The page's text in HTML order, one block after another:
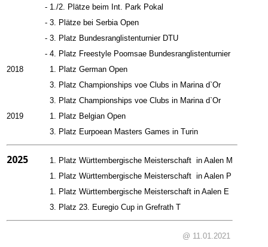
- 1./2. Plätze beim Int.
Park Pokal
- 3 . Plätze bei Serbia Open
- 3. Platz Bundesranglistenturnier DTU
- 4. Platz Freestyle Poomsae Bundesranglistenturnier
2018
1. Platz German Open
3. Platz Championships voe Clubs in Marina d`Or
3. Platz Championships voe Clubs in Marina d`Or
2019
1. Platz Belgian Open
3. Platz Eurpoean Masters Games in Turin
2025
1. Platz Württembergische Meisterschaft in Aalen M
1. Platz Württembergische Meisterschaft in Aalen P
1. Platz Württembergische Meisterschaft in Aalen E
3. Platz 23. Euregio Cup in Grefrath T
@ 11.01.2021